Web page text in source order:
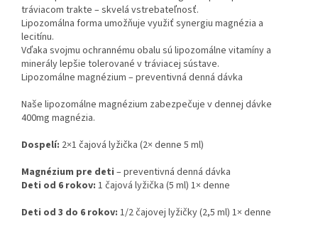
tráviacom trakte – skvelá vstrebateľnosť.
Lipozomálna forma umožňuje využiť synergiu magnézia a
lecitínu.
Vďaka svojmu ochrannému obalu sú lipozomálne vitamíny a
minerály lepšie tolerované v tráviacej sústave.
Lipozomálne magnézium – preventivná denná dávka
Naše lipozomálne magnézium zabezpečuje v dennej dávke
400mg magnézia.
Dospelí: 2×1 čajová lyžička (2× denne 5 ml)
Magnézium pre deti – preventivná denná dávka
Deti od 6 rokov: 1 čajová lyžička (5 ml) 1× denne
Deti od 3 do 6 rokov: 1/2 čajovej lyžičky (2,5 ml) 1× denne